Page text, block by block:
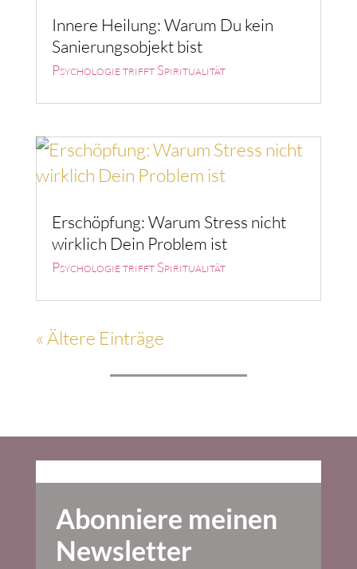
Innere Heilung: Warum Du kein
Sanierungsobjekt bist
Psychologie trifft Spiritualität
Erschöpfung: Warum Stress nicht
wirklich Dein Problem ist
Psychologie trifft Spiritualität
« Ältere Einträge
Abonniere meinen
Newsletter